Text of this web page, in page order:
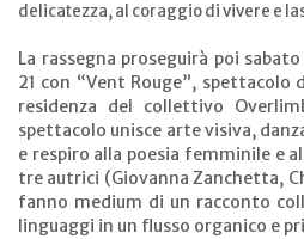
delicatezza, al coraggio di vivere e
La rassegna proseguirà poi
21 con “Vent Rouge”,
residenza del collettivo
spettacolo unisce arte visiva,
e respiro alla poesia femminile e
tre autrici (Giovanna Zanchetta,
fanno medium di un racconto
linguaggi in un flusso organico e